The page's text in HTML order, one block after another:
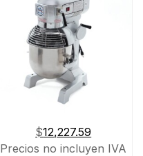
$12,227.59
Precios no incluyen IVA